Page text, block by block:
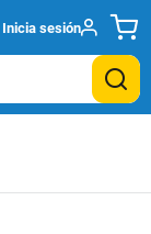
Inicia sesión